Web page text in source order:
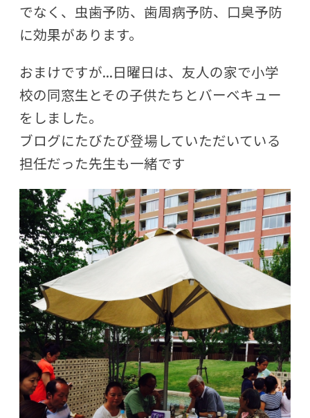
でなく、虫歯予防、歯周病予防、口臭予防
に効果があります。
おまけですが...日曜日は、友人の家で小学
校の同窓生とその子供たちとバーベキュー
をしました。
ブログにたびたび登場していただいている
担任だった先生も一緒です